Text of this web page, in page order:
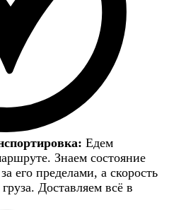
Едем
Знаем состояние
его пределами, а скорость
Доставляем всё в